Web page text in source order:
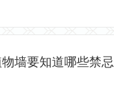
墙要知道哪些禁忌